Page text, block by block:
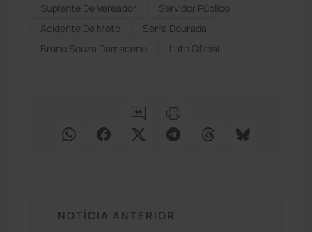
Suplente De Vereador
Servidor Público
Acidente De Moto
Serra Dourada
Bruno Souza Damaceno
Luto Oficial
NOTÍCIA ANTERIOR